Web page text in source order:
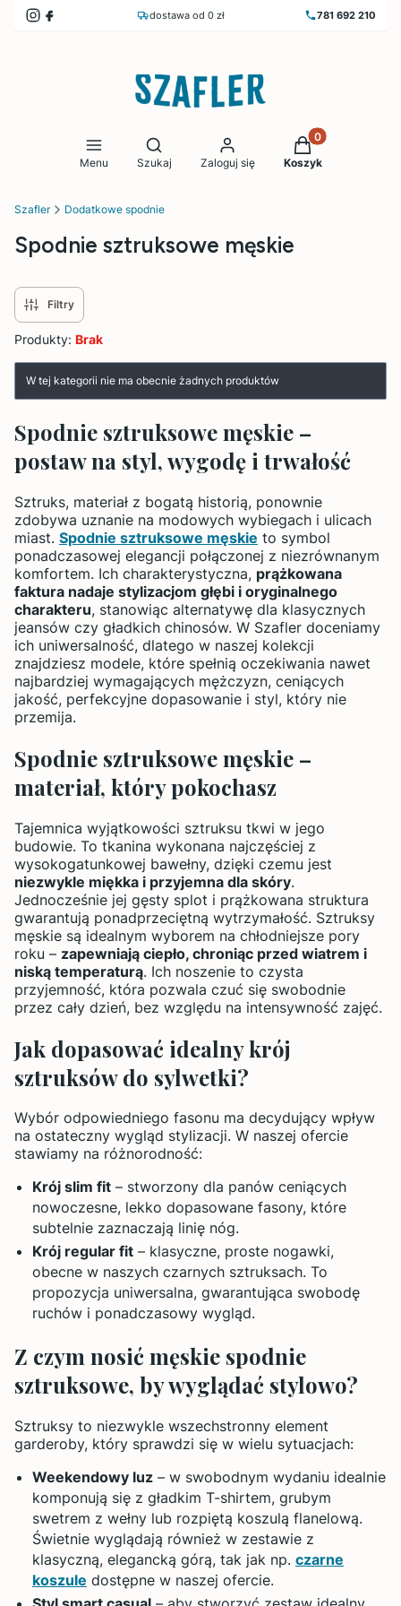
dostawa od 0 zł 781 692 210
Menu
Otwórz wyszukiwarkę
Szukaj Zaloguj się
Produkty w
Koszyk
Szafler Dodatkowe spodnie
Spodnie sztruksowe męskie
Filtry
Produkty: Brak
Lista produktów
W tej kategorii nie ma obecnie żadnych produktów
Spodnie sztruksowe męskie –
postaw na styl, wygodę i trwałość
Sztruks, materiał z bogatą historią, ponownie
zdobywa uznanie na modowych wybiegach i ulicach
miast. Spodnie sztruksowe męskie to symbol
ponadczasowej elegancji połączonej z niezrównanym
komfortem. Ich charakterystyczna, prążkowana
faktura nadaje stylizacjom głębi i oryginalnego
charakteru, stanowiąc alternatywę dla klasycznych
jeansów czy gładkich chinosów. W Szafler doceniamy
ich uniwersalność, dlatego w naszej kolekcji
znajdziesz modele, które spełnią oczekiwania nawet
najbardziej wymagających mężczyzn, ceniących
jakość, perfekcyjne dopasowanie i styl, który nie
przemija.
Spodnie sztruksowe męskie –
materiał, który pokochasz
Tajemnica wyjątkowości sztruksu tkwi w jego
budowie. To tkanina wykonana najczęściej z
wysokogatunkowej bawełny, dzięki czemu jest
niezwykle miękka i przyjemna dla skóry.
Jednocześnie jej gęsty splot i prążkowana struktura
gwarantują ponadprzeciętną wytrzymałość. Sztruksy
męskie są idealnym wyborem na chłodniejsze pory
roku – zapewniają ciepło, chroniąc przed wiatrem i
niską temperaturą. Ich noszenie to czysta
przyjemność, która pozwala czuć się swobodnie
przez cały dzień, bez względu na intensywność zajęć.
Jak dopasować idealny krój
sztruksów do sylwetki?
Wybór odpowiedniego fasonu ma decydujący wpływ
na ostateczny wygląd stylizacji. W naszej ofercie
stawiamy na różnorodność:
Krój slim fit – stworzony dla panów ceniących
nowoczesne, lekko dopasowane fasony, które
subtelnie zaznaczają linię nóg.
Krój regular fit – klasyczne, proste nogawki,
obecne w naszych czarnych sztruksach. To
propozycja uniwersalna, gwarantująca swobodę
ruchów i ponadczasowy wygląd.
Z czym nosić męskie spodnie
sztruksowe, by wyglądać stylowo?
Sztruksy to niezwykle wszechstronny element
garderoby, który sprawdzi się w wielu sytuacjach:
Weekendowy luz – w swobodnym wydaniu idealnie
komponują się z gładkim T-shirtem, grubym
swetrem z wełny lub rozpiętą koszulą flanelową.
Świetnie wyglądają również w zestawie z
klasyczną, elegancką górą, tak jak np. czarne
koszule dostępne w naszej ofercie.